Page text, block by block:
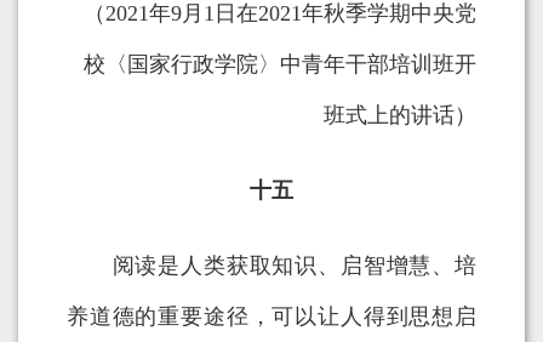
（2021年9月1日在2021年秋季学期中央党
校〈国家行政学院〉中青年干部培训班开
班式上的讲话）
十五
阅读是人类获取知识、启智增慧、培
养道德的重要途径，可以让人得到思想启